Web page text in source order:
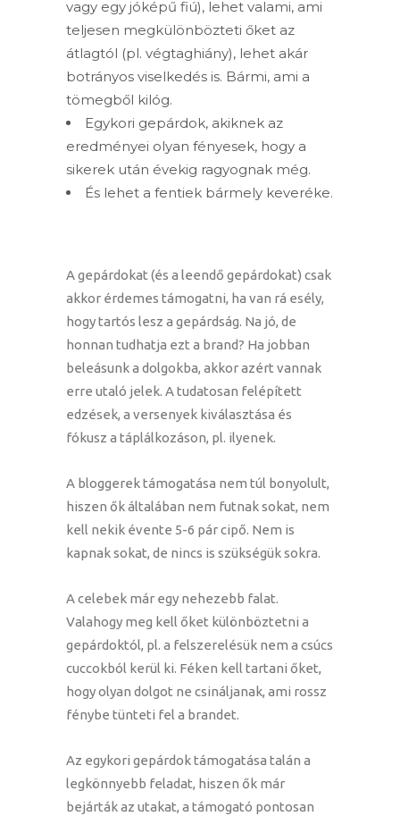
vagy egy jóképű fiú), lehet valami, ami
teljesen megkülönbözteti őket az
átlagtól (pl. végtaghiány), lehet akár
botrányos viselkedés is. Bármi, ami a
tömegből kilóg.
Egykori gepárdok, akiknek az
eredményei olyan fényesek, hogy a
sikerek után évekig ragyognak még.
És lehet a fentiek bármely keveréke.
A gepárdokat (és a leendő gepárdokat) csak
akkor érdemes támogatni, ha van rá esély,
hogy tartós lesz a gepárdság. Na jó, de
honnan tudhatja ezt a brand? Ha jobban
beleásunk a dolgokba, akkor azért vannak
erre utaló jelek. A tudatosan felépített
edzések, a versenyek kiválasztása és
fókusz a táplálkozáson, pl. ilyenek.
A bloggerek támogatása nem túl bonyolult,
hiszen ők általában nem futnak sokat, nem
kell nekik évente 5-6 pár cipő. Nem is
kapnak sokat, de nincs is szükségük sokra.
A celebek már egy nehezebb falat.
Valahogy meg kell őket különböztetni a
gepárdoktól, pl. a felszerelésük nem a csúcs
cuccokból kerül ki. Féken kell tartani őket,
hogy olyan dolgot ne csináljanak, ami rossz
fénybe tünteti fel a brandet.
Az egykori gepárdok támogatása talán a
legkönnyebb feladat, hiszen ők már
bejárták az utakat, a támogató pontosan